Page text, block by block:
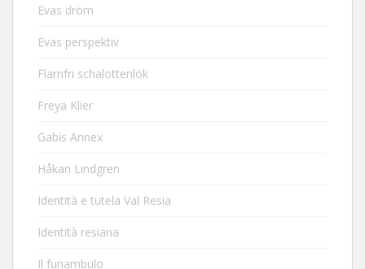
Evas dröm
Evas perspektiv
Flarnfri schalottenlök
Freya Klier
Gabis Annex
Håkan Lindgren
Identità e tutela Val Resia
Identità resiana
Il funambulo